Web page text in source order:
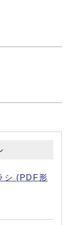
シ (PDF形